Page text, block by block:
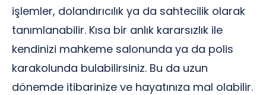
işlemler, dolandırıcılık ya da sahtecilik olarak
tanımlanabilir. Kısa bir anlık kararsızlık ile
kendinizi mahkeme salonunda ya da polis
karakolunda bulabilirsiniz. Bu da uzun
dönemde itibarinize ve hayatınıza mal olabilir.